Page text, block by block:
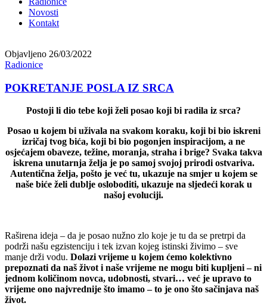
Novosti
Kontakt
Objavljeno 26/03/2022
Radionice
POKRETANJE POSLA IZ SRCA
Postoji li dio tebe koji želi posao koji bi radila iz srca?
Posao u kojem bi uživala na svakom koraku, koji bi bio iskreni
izričaj tvog bića, koji bi bio pogonjen inspiracijom, a ne
osjećajem obaveze, težine, moranja, straha i brige? Svaka takva
iskrena unutarnja želja je po samoj svojoj prirodi ostvariva.
Autentična želja, pošto je već tu, ukazuje na smjer u kojem se
naše biće želi dublje osloboditi, ukazuje na sljedeći korak u
našoj evoluciji.
Raširena ideja – da je posao nužno zlo koje je tu da se pretrpi da
podrži našu egzistenciju i tek izvan kojeg istinski živimo – sve
manje drži vodu. Dolazi vrijeme u kojem ćemo kolektivno
prepoznati da naš život i naše vrijeme ne mogu biti kupljeni – ni
jednom količinom novca, udobnosti, stvari… već je upravo to
vrijeme ono najvrednije što imamo – to je ono što sačinjava naš
život.